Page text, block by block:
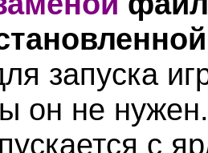
запуска
он не нужен.
с